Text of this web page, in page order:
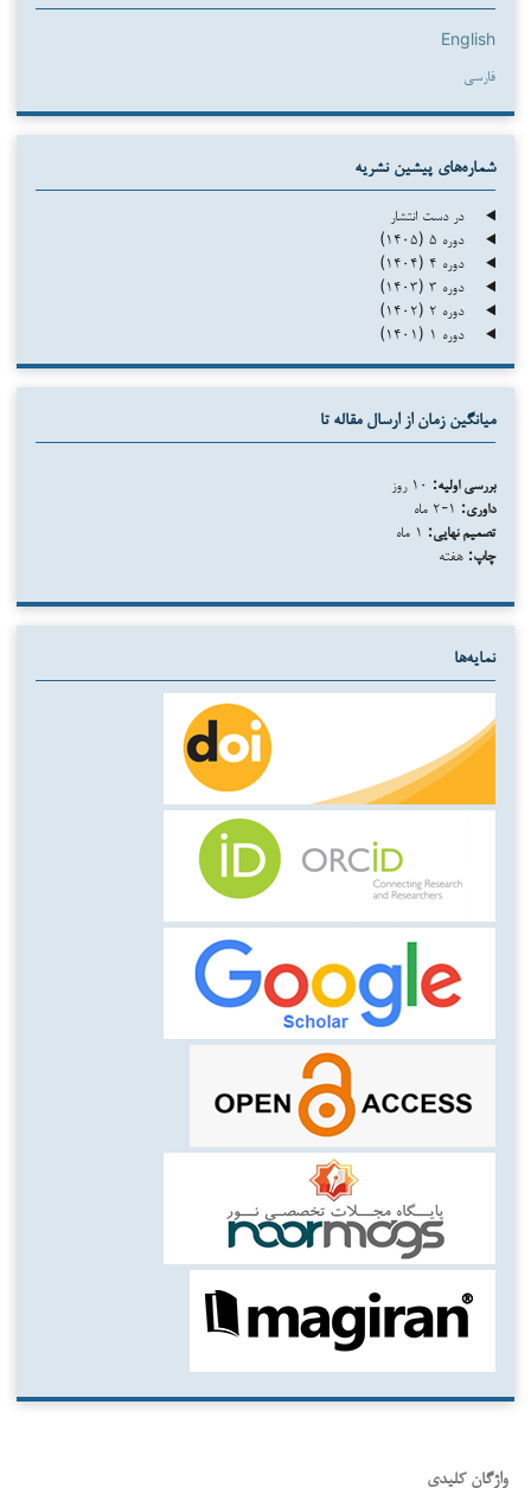
English
فارسی
شماره‌های پیشین نشریه
در دست انتشار
دوره ۵ (۱۴۰۵)
دوره ۴ (۱۴۰۴)
دوره ۳ (۱۴۰۳)
دوره ۲ (۱۴۰۲)
دوره ۱ (۱۴۰۱)
میانگین زمان از ارسال مقاله تا
بررسی اولیه:
داوری:
تصمیم نهایی:
چاپ: هفته
نمایه‌ها
واژگان کلیدی